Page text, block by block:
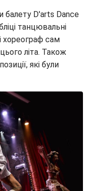
балету D'arts Dance
танцювальні
хореограф сам
літа. Також
які були